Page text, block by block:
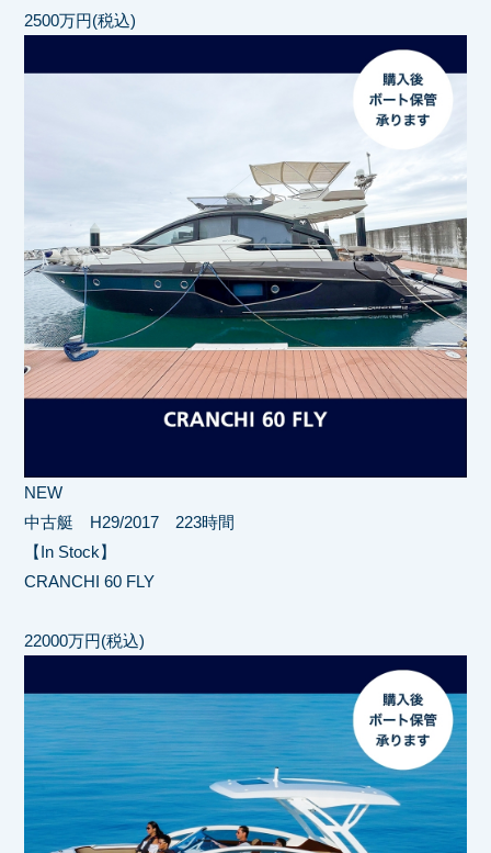
2500万円(税込)
NEW
中古艇 H29/2017 223時間
【In Stock】
CRANCHI 60 FLY
22000万円(税込)